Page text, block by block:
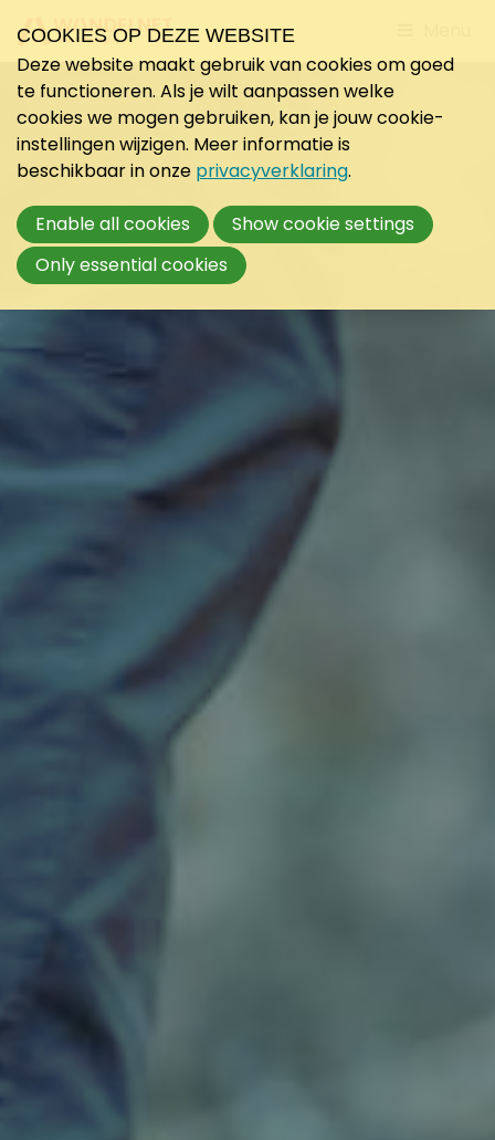
to
COOKIES OP DEZE WEBSITE
Deze website maakt gebruik van cookies om goed
te functioneren. Als je wilt aanpassen welke
cookies we mogen gebruiken, kan je jouw cookie-
instellingen wijzigen. Meer informatie is
beschikbaar in onze privacyverklaring.
Enable all cookies
Show cookie settings
Only essential cookies